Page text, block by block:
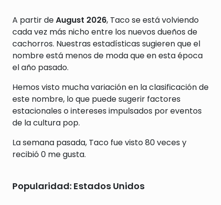
A partir deAugust 2026, Taco se está volviendo
cada vez más nicho entre los nuevos dueños de
cachorros. Nuestras estadísticas sugieren que el
nombre está menos de moda que en esta época
el año pasado.
Hemos visto mucha variación en la clasificación de
este nombre, lo que puede sugerir factores
estacionales o intereses impulsados por eventos
de la cultura pop.
La semana pasada, Taco fue visto 80 veces y
recibió 0 me gusta.
Popularidad: Estados Unidos